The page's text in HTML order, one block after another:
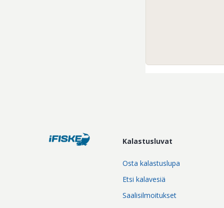
Kalastusluvat
Osta kalastuslupa
Etsi kalavesiä
Saalisilmoitukset